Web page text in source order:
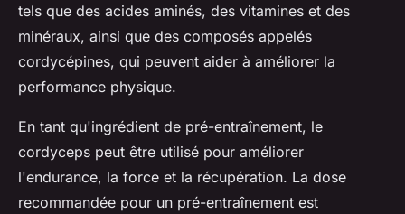
tels que des acides aminés, des vitamines et des
minéraux, ainsi que des composés appelés
cordycépines, qui peuvent aider à améliorer la
performance physique.
En tant qu'ingrédient de pré-entraînement, le
cordyceps peut être utilisé pour améliorer
l'endurance, la force et la récupération. La dose
recommandée pour un pré-entraînement est